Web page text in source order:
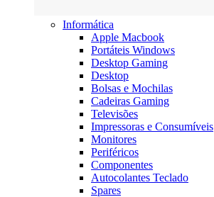
Informática
Apple Macbook
Portáteis Windows
Desktop Gaming
Desktop
Bolsas e Mochilas
Cadeiras Gaming
Televisões
Impressoras e Consumíveis
Monitores
Periféricos
Componentes
Autocolantes Teclado
Spares